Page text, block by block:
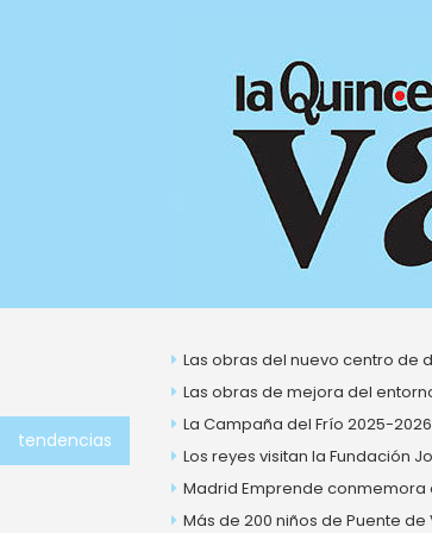
tendencias
Las obras del nuevo centro de
Las obras de mejora del
La Campaña del Frío 2025-
Los reyes visitan la Fundación
Madrid Emprende conmemora
Más de 200 niños de Puente